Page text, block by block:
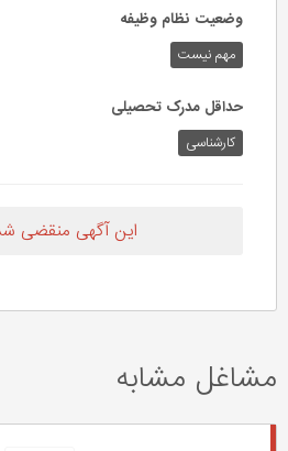
وضعیت نظام وظیفه
مهم‌ نیست
حداقل مدرک تحصیلی
کارشناسی
این آگهی منقضی
مشاغل مشابه